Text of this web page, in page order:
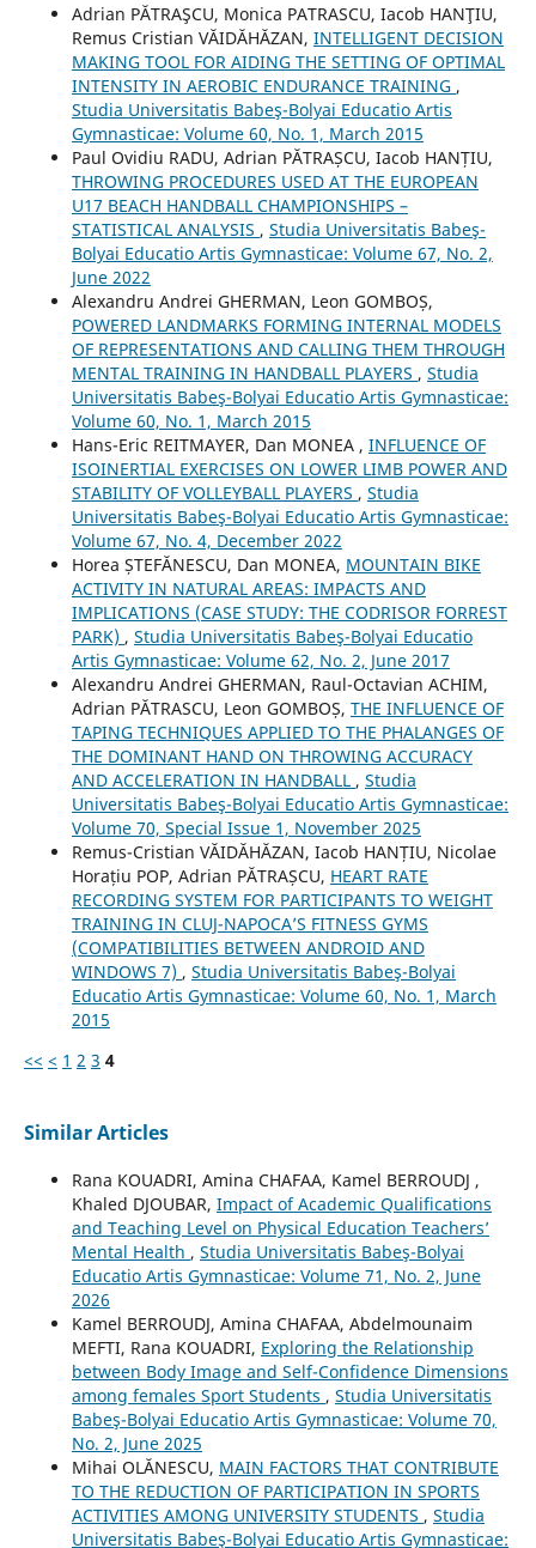
Adrian PĂTRAŞCU, Monica PATRASCU, Iacob HANŢIU,
Remus Cristian VĂIDĂHĂZAN, INTELLIGENT DECISION
MAKING TOOL FOR AIDING THE SETTING OF OPTIMAL
INTENSITY IN AEROBIC ENDURANCE TRAINING ,
Studia Universitatis Babeş-Bolyai Educatio Artis
Gymnasticae: Volume 60, No. 1, March 2015
Paul Ovidiu RADU, Adrian PĂTRAȘCU, Iacob HANȚIU,
THROWING PROCEDURES USED AT THE EUROPEAN
U17 BEACH HANDBALL CHAMPIONSHIPS –
STATISTICAL ANALYSIS , Studia Universitatis Babeş-
Bolyai Educatio Artis Gymnasticae: Volume 67, No. 2,
June 2022
Alexandru Andrei GHERMAN, Leon GOMBOȘ,
POWERED LANDMARKS FORMING INTERNAL MODELS
OF REPRESENTATIONS AND CALLING THEM THROUGH
MENTAL TRAINING IN HANDBALL PLAYERS , Studia
Universitatis Babeş-Bolyai Educatio Artis Gymnasticae:
Volume 60, No. 1, March 2015
Hans-Eric REITMAYER, Dan MONEA , INFLUENCE OF
ISOINERTIAL EXERCISES ON LOWER LIMB POWER AND
STABILITY OF VOLLEYBALL PLAYERS , Studia
Universitatis Babeş-Bolyai Educatio Artis Gymnasticae:
Volume 67, No. 4, December 2022
Horea ȘTEFĂNESCU, Dan MONEA, MOUNTAIN BIKE
ACTIVITY IN NATURAL AREAS: IMPACTS AND
IMPLICATIONS (CASE STUDY: THE CODRISOR FORREST
PARK) , Studia Universitatis Babeş-Bolyai Educatio
Artis Gymnasticae: Volume 62, No. 2, June 2017
Alexandru Andrei GHERMAN, Raul-Octavian ACHIM,
Adrian PĂTRASCU, Leon GOMBOȘ, THE INFLUENCE OF
TAPING TECHNIQUES APPLIED TO THE PHALANGES OF
THE DOMINANT HAND ON THROWING ACCURACY
AND ACCELERATION IN HANDBALL , Studia
Universitatis Babeş-Bolyai Educatio Artis Gymnasticae:
Volume 70, Special Issue 1, November 2025
Remus-Cristian VĂIDĂHĂZAN, Iacob HANȚIU, Nicolae
Horațiu POP, Adrian PĂTRAȘCU, HEART RATE
RECORDING SYSTEM FOR PARTICIPANTS TO WEIGHT
TRAINING IN CLUJ-NAPOCA’S FITNESS GYMS
(COMPATIBILITIES BETWEEN ANDROID AND
WINDOWS 7) , Studia Universitatis Babeş-Bolyai
Educatio Artis Gymnasticae: Volume 60, No. 1, March
2015
<< < 1 2 3 4
Similar Articles
Rana KOUADRI, Amina CHAFAA, Kamel BERROUDJ ,
Khaled DJOUBAR, Impact of Academic Qualifications
and Teaching Level on Physical Education Teachers’
Mental Health , Studia Universitatis Babeş-Bolyai
Educatio Artis Gymnasticae: Volume 71, No. 2, June
2026
Kamel BERROUDJ, Amina CHAFAA, Abdelmounaim
MEFTI, Rana KOUADRI, Exploring the Relationship
between Body Image and Self-Confidence Dimensions
among females Sport Students , Studia Universitatis
Babeş-Bolyai Educatio Artis Gymnasticae: Volume 70,
No. 2, June 2025
Mihai OLĂNESCU, MAIN FACTORS THAT CONTRIBUTE
TO THE REDUCTION OF PARTICIPATION IN SPORTS
ACTIVITIES AMONG UNIVERSITY STUDENTS , Studia
Universitatis Babeş-Bolyai Educatio Artis Gymnasticae: